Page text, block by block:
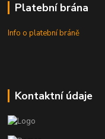
Platební brána
Info o platební bráně
Kontaktní údaje